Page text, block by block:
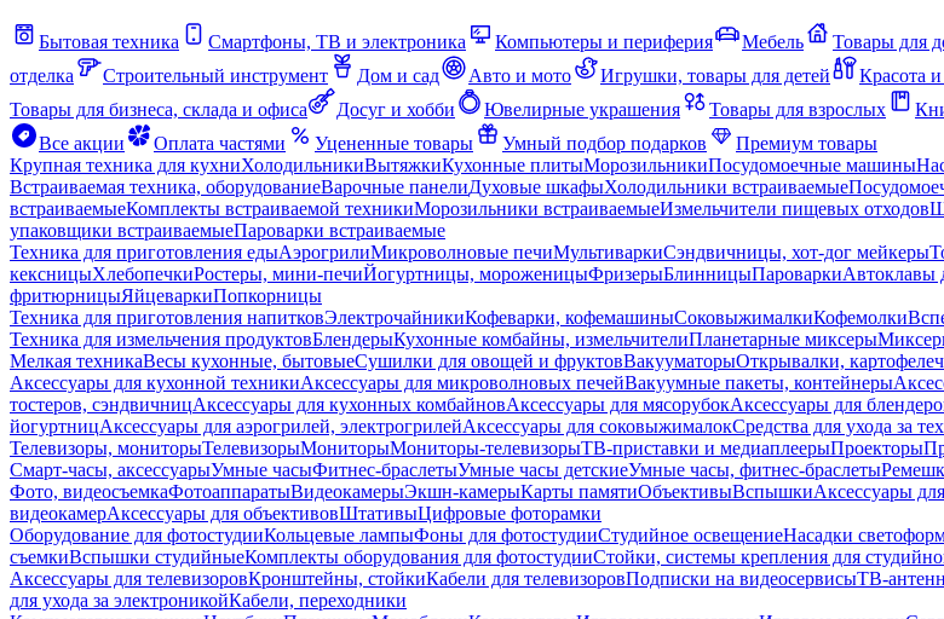
Бытовая техника Смартфоны, ТВ и электроника Компьютеры и периферия Мебель Товары для
отделка
Строительный инструмент Дом и сад Авто и мото Игрушки, товары для детей Красота
Товары для бизнеса, склада и офиса
Досуг и хобби Ювелирные украшения Товары для взрослых
Все акции
Оплата частями Уцененные товары Умный подбор подарков
Премиум товары
Крупная техника для кухниХолодильникиВытяжкиКухонные плитыМорозильникиПосудомоечные машины
Встраиваемая техника, оборудованиеВарочные панелиДуховые шкафыХолодильники встраиваемые
встраиваемыеКомплекты встраиваемой техникиМорозильники встраиваемыеИзмельчители пищевых отходов
упаковщики встраиваемыеПароварки встраиваемые
Техника для приготовления едыАэрогрилиМикроволновые печиМультиваркиСэндвичницы, хот-дог мейкеры
кексницыХлебопечкиРостеры, мини-печиЙогуртницы, мороженицыФризерыБлинницыПароваркиАвтоклавы
фритюрницыЯйцеваркиПопкорницы
Техника для приготовления напитковЭлектрочайникиКофеварки, кофемашиныСоковыжималкиКофемолки
Техника для измельчения продуктовБлендерыКухонные комбайны, измельчителиПланетарные миксеры
Мелкая техникаВесы кухонные, бытовыеСушилки для овощей и фруктовВакууматорыОткрывалки,
Аксессуары для кухонной техникиАксессуары для микроволновых печейВакуумные пакеты, контейнеры
тостеров, сэндвичницАксессуары для кухонных комбайновАксессуары для мясорубокАксессуары для
йогуртницАксессуары для аэрогрилей, электрогрилейАксессуары для соковыжималокСредства для ухода за
Телевизоры, мониторыТелевизорыМониторыМониторы-телевизорыТВ-приставки и медиаплеерыПроекторы
Смарт-часы, аксессуарыУмные часыФитнес-браслетыУмные часы детскиеУмные часы, фитнес-браслеты
Фото, видеосъемкаФотоаппаратыВидеокамерыЭкшн-камерыКарты памятиОбъективыВспышкиАксессуары
видеокамерАксессуары для объективовШтативыЦифровые фоторамки
Оборудование для фотостудииКольцевые лампыФоны для фотостудииСтудийное освещениеНасадки
съемкиВспышки студийныеКомплекты оборудования для фотостудииСтойки, системы крепления для
Аксессуары для телевизоровКронштейны, стойкиКабели для телевизоровПодписки на видеосервисыТВ-
для ухода за электроникойКабели, переходники